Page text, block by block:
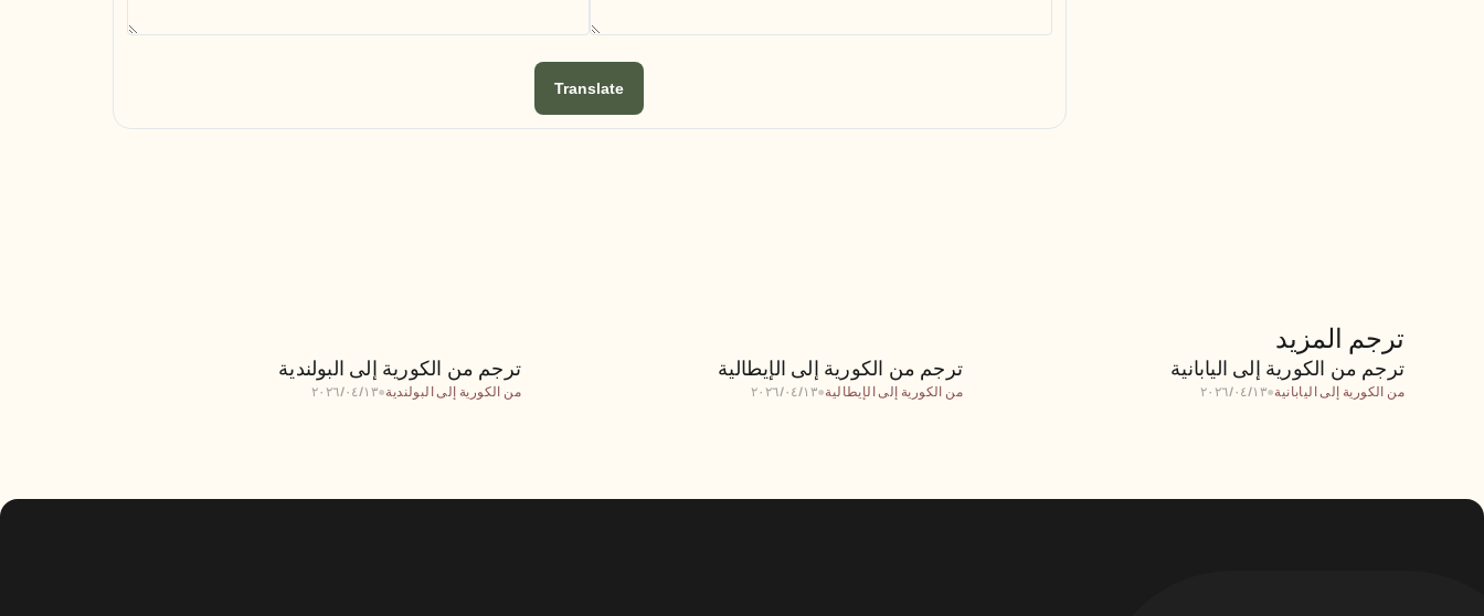
Translate
ترجم المزيدترجم من الكورية إلى اليابانية
ترجم من الكورية إلى اليابانية
من الكورية إلى اليابانية●١٣‏/٠٤‏/٢٠٢٦
ترجم من الكورية إلى الإيطالية
ترجم من الكورية إلى الإيطالية
من الكورية إلى الإيطالية●١٣‏/٠٤‏/٢٠٢٦
ترجم من الكورية إلى البولندية
ترجم من الكورية إلى البولندية
من الكورية إلى البولندية●١٣‏/٠٤‏/٢٠٢٦